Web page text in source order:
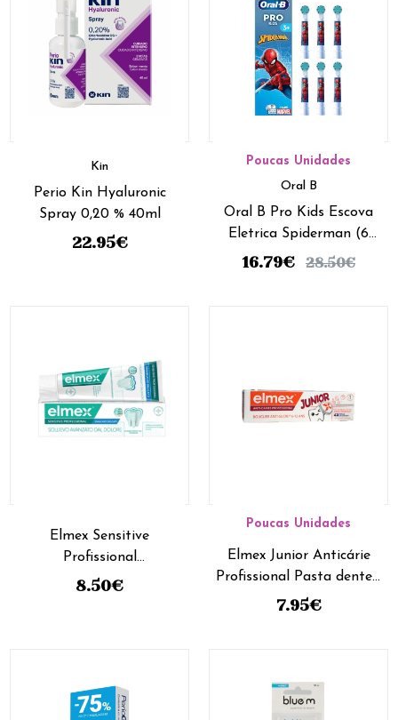
Kin
Perio Kin Hyaluronic
Spray 0,20 % 40ml
22.95€
Poucas Unidades
Oral B
Oral B Pro Kids Escova
Eletrica Spiderman (6
recargas)
16.79€ 28.50€
Elmex Sensitive
Profissional
Branqueadora Pasta
8.50€
Poucas Unidades
Elmex Junior Anticárie
Profissional Pasta dente_
6-12A - 75Ml
7.95€